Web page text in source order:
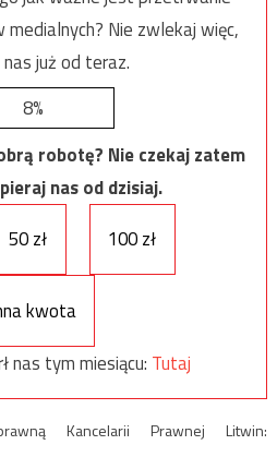
Nie zwlekaj więc,
już od teraz.
8%
robotę? Nie czekaj zatem
nas od dzisiaj.
50 zł 100 zł
kwota
nas tym miesiącu: Tutaj
Kancelarii Prawnej Litwin: